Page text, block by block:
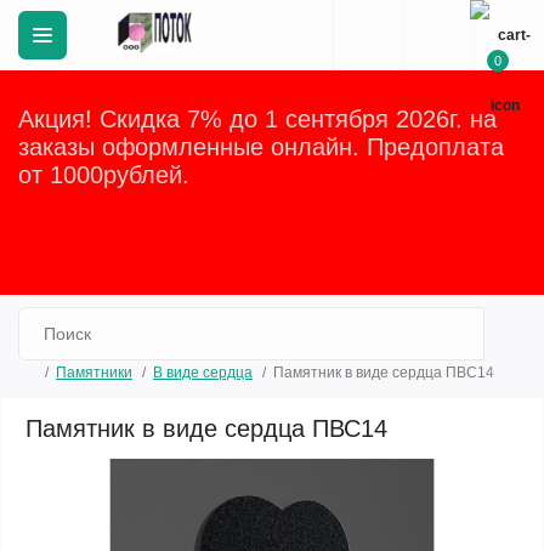
Акция! Скидка 7% до 1 сентября 2026г. на
заказы оформленные онлайн. Предоплата
от 1000рублей.
0
Памятники В виде сердца Памятник в виде сердца ПВС14
Памятник в виде сердца ПВС14